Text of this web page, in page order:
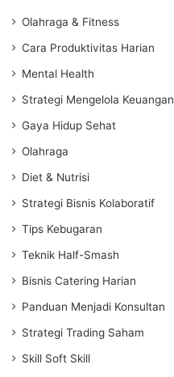
Olahraga & Fitness
Cara Produktivitas Harian
Mental Health
Strategi Mengelola Keuangan
Gaya Hidup Sehat
Olahraga
Diet & Nutrisi
Strategi Bisnis Kolaboratif
Tips Kebugaran
Teknik Half-Smash
Bisnis Catering Harian
Panduan Menjadi Konsultan
Strategi Trading Saham
Skill Soft Skill